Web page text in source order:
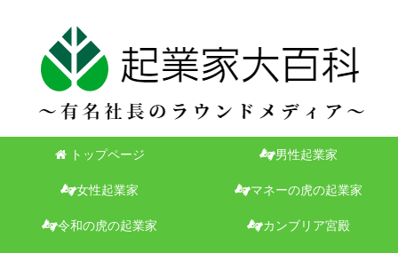
トップページ 男性起業家
女性起業家 マネーの虎の起業家
令和の虎の起業家 カンブリア宮殿